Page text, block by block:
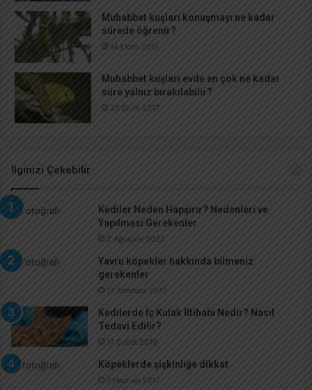
Muhabbet kuşları konuşmayı ne kadar
sürede öğrenir?
14 Ekim 2017
Muhabbet kuşları evde en çok ne kadar
süre yalnız bırakılabilir?
23 Ekim 2017
İlginizi Çekebilir
Kediler Neden Hapşırır? Nedenleri ve
Yapılması Gerekenler
2 Ağustos 2022
Yavru köpekler hakkında bilmeniz
gerekenler
17 Temmuz 2017
Kedilerde İç Kulak İltihabı Nedir? Nasıl
Tedavi Edilir?
17 Şubat 2019
Köpeklerde şişkinliğe dikkat
7 Haziran 2017